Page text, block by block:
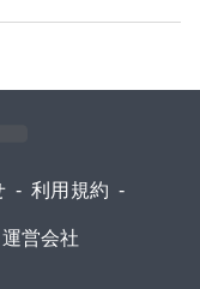
- 利用規約 -
運営会社